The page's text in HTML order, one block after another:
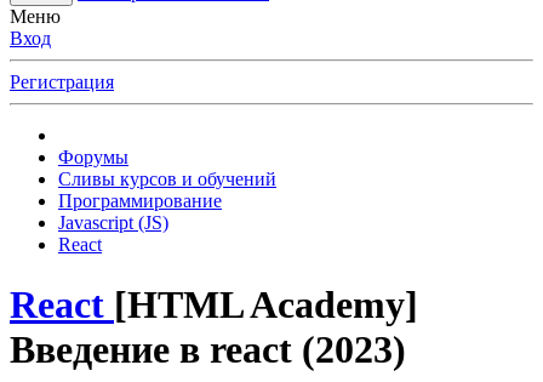
Меню
Вход
Регистрация
Форумы
Сливы курсов и обучений
Программирование
Javascript (JS)
React
React [HTML Academy]
Введение в react (2023)